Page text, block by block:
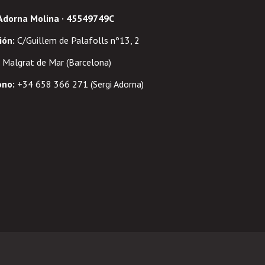
Molina · 45549749C
:C/Guillem de Palafolls nº13, 2
de Mar (Barcelona)
+34 658 366 271 (Sergi Adorna)